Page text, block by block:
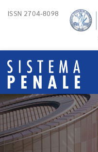
ISSN 2704-8098